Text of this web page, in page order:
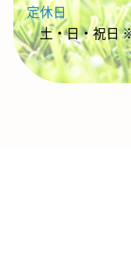
定休日
土・日・祝日